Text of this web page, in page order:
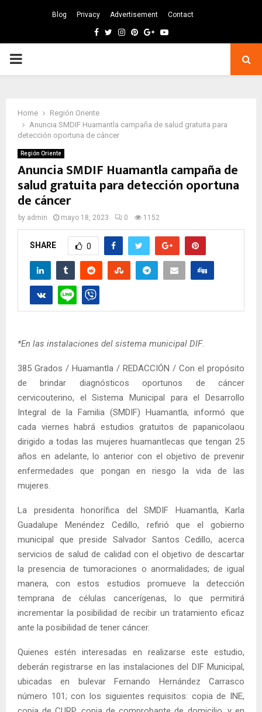
Blog Privacy Advertisement Contact
Facebook
TwitterInstagram
Pinterest
GoogleYoutube
PRIMARY
Home
Región Oriente
Anuncia SMDIF Huamantla campaña de salud gratuita para
detección oportuna de cáncer
Región Oriente
Anuncia SMDIF Huamantla campaña de
salud gratuita para detección oportuna
de cáncer
by admin mayo 18, 2023 0 1152
SHARE 0
*En las instalaciones del sistema municipal DIF.
385 Grados / Huamantla / REDACCIÓN / Con el propósito
de brindar diagnósticos oportunos de cáncer
cervicouterino, el Sistema Municipal para el Desarrollo
Integral de la Familia (SMDIF) Huamantla, informó que
cada viernes habrá estudios gratuitos de papanicolaou
dirigido a todas las mujeres huamantlecas que tengan 25
años en adelante, lo anterior con el objetivo de prevenir
enfermedades que pongan en riesgo la vida de las
mujeres.
La presidenta honorífica del SMDIF Huamantla, Karla
Guadalupe Menéndez Cedillo, refirió que el gobierno
municipal que preside Salvador Santos Cedillo, acerca
servicios de salud de calidad con el objetivo de descartar
la presencia de tumoraciones o anormalidades; de igual
manera, con estos estudios promueve la detección
temprana de células cancerígenas, lo que permitirá
incrementar la posibilidad de recibir un tratamiento eficaz
ante la posibilidad de tener cáncer.
Quienes estén interesadas en realizarse este estudio,
deberán registrarse en las instalaciones del DIF Municipal,
ubicadas en bulevar Fernando Hernández Carrasco
número 101; con los siguientes requisitos: copia de INE,